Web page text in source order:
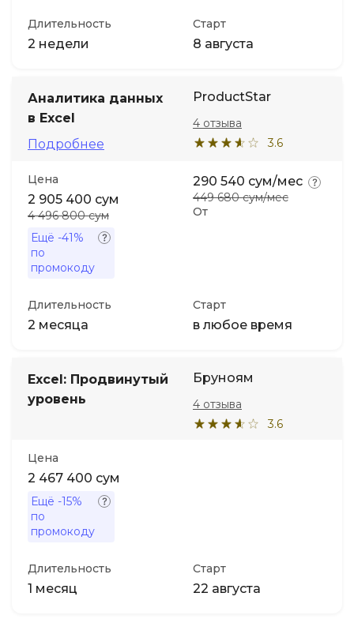
Длительность
2 недели
Старт
8 августа
Аналитика данных
в Excel
Подробнее
ProductStar
3.6
4 отзыва
Цена
2 905 400 сум
4 496 800 сум
Ещё -41%
по
промокоду
От
290 540 сум/мес
449 680 сум/мес
Длительность
2 месяца
Старт
в любое время
Excel: Продвинутый
уровень
Бруноям
3.6
4 отзыва
Цена
2 467 400 сум
Ещё -15%
по
промокоду
Длительность
1 месяц
Старт
22 августа